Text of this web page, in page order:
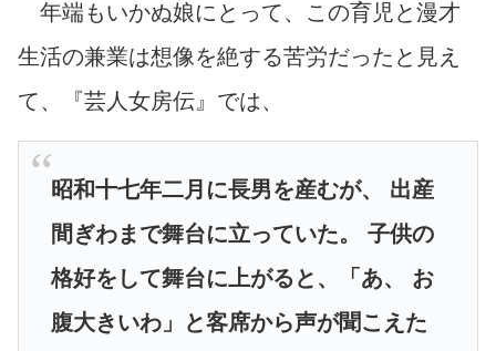
年端もいかぬ娘にとって、この育児と漫才
生活の兼業は想像を絶する苦労だったと見え
て、『芸人女房伝』では、
昭和十七年二月に長男を産むが、 出産
間ぎわまで舞台に立っていた。 子供の
格好をして舞台に上がると、「あ、 お
腹大きいわ」と客席から声が聞こえた